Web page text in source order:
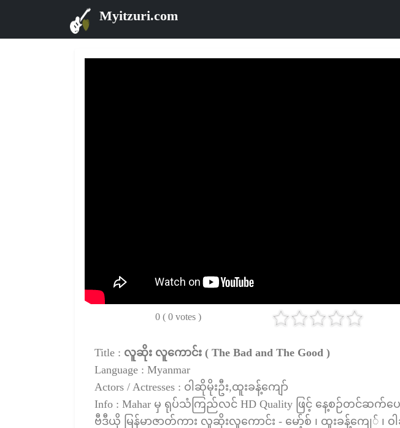
Myitzuri.com
0 ( 0 votes )
Title : လူဆိုး လူကောင်း ( The Bad and The Good )
Language : Myanmar
Actors / Actresses : ဝါဆိုမိုးဦး,ထူးခန့်ကျော်
Info : Mahar မှ ရုပ်သံကြည်လင် HD Quality ဖြင့် နေ့စဉ်တင်ဆက်ပေ
ဗီဒီယို မြန်မာဇာတ်ကား လူဆိုးလူကောင်း - မော့်စ် ၊ ထူးခန့်ကျေ် ၊ ဝါဆို